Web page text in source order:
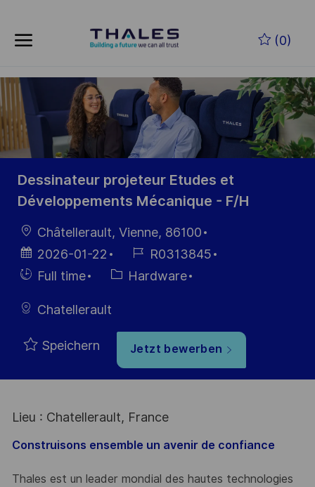
(0)
-
Dessinateur projeteur Etudes et
Développements Mécanique - F/H
Ort
Châtellerault, Vienne, 86100
Datum der
Veröffentlichung
2026-01-22
Job-
ID
R0313845
Einstellunngstyp
Full time Kategorie
Hardware
Chatellerault
Speichern Jetzt bewerben
Lieu : Chatellerault, France
Construisons ensemble un avenir de confiance
Thales est un leader mondial des hautes technologies